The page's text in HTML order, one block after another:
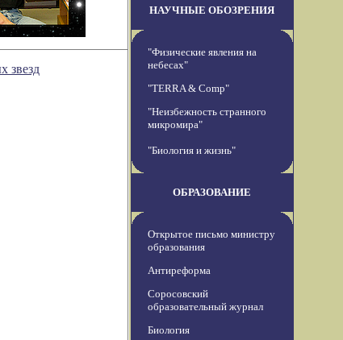
звезд
НАУЧНЫЕ ОБОЗРЕНИЯ
"Физические явления на
небесах"
"TERRA & Comp"
"Неизбежность странного
микромира"
"Биология и жизнь"
ОБРАЗОВАНИЕ
Открытое письмо министру
образования
Антиреформа
Соросовский
образовательный журнал
Биология